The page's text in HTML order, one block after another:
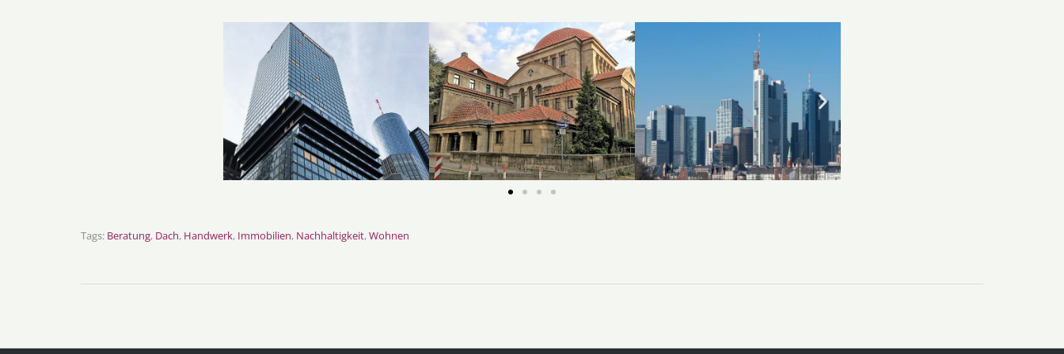
Tags: Beratung, Dach, Handwerk, Immobilien, Nachhaltigkeit,Wohnen